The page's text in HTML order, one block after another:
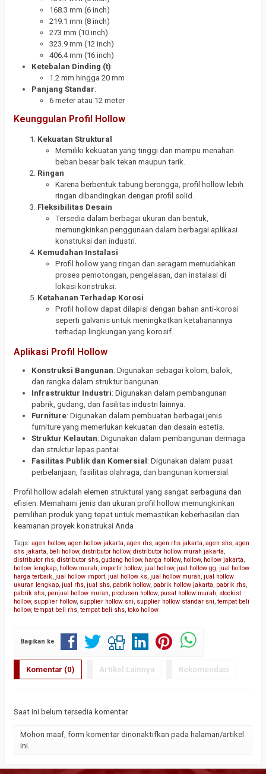
168.3 mm (6 inch)
219.1 mm (8 inch)
273 mm (10 inch)
323.9 mm (12 inch)
406.4 mm (16 inch)
Ketebalan Dinding (t):
1.2 mm hingga 20 mm
Panjang Standar:
6 meter atau 12 meter
Keunggulan Profil Hollow
Kekuatan Struktural
Memiliki kekuatan yang tinggi dan mampu menahan
beban besar baik tekan maupun tarik.
Ringan
Karena berbentuk tabung berongga, profil hollow lebih
ringan dibandingkan dengan profil solid.
Fleksibilitas Desain
Tersedia dalam berbagai ukuran dan bentuk,
memungkinkan penggunaan dalam berbagai aplikasi
konstruksi dan industri.
Kemudahan Instalasi
Profil hollow yang ringan dan seragam memudahkan
proses pemotongan, pengelasan, dan instalasi di
lokasi konstruksi.
Ketahanan Terhadap Korosi
Profil hollow dapat dilapisi dengan bahan anti-korosi
seperti galvanis untuk meningkatkan ketahanannya
terhadap lingkungan yang korosif.
Aplikasi Profil Hollow
Konstruksi Bangunan: Digunakan sebagai kolom, balok,
dan rangka dalam struktur bangunan.
Infrastruktur Industri: Digunakan dalam pembangunan
pabrik, gudang, dan fasilitas industri lainnya.
Furniture: Digunakan dalam pembuatan berbagai jenis
furniture yang memerlukan kekuatan dan desain estetis.
Struktur Kelautan: Digunakan dalam pembangunan dermaga
dan struktur lepas pantai.
Fasilitas Publik dan Komersial : Digunakan dalam pusat
perbelanjaan, fasilitas olahraga, dan bangunan komersial.
Profil hollow adalah elemen struktural yang sangat serbaguna dan
efisien. Memahami jenis dan ukuran profil hollow memungkinkan
pemilihan produk yang tepat untuk memastikan keberhasilan dan
keamanan proyek konstruksi Anda
Tags: agen hollow, agen hollow jakarta, agen rhs, agen rhs jakarta, agen shs, agen
shs jakarta, beli hollow, distributor hollow, distributor hollow murah jakarta,
distributor rhs, distributor shs, gudang hollow, harga hollow, hollow, hollow jakarta,
hollow lengkap, hollow murah, importir hollow, jual hollow, jual hollow gg, jual hollow
harga terbaik, jual hollow import, jual hollow ks, jual hollow murah, jual hollow
ukuran lengkap, jual rhs, jual shs, pabrik hollow, pabrik hollow jakarta, pabrik rhs,
pabrik shs, penjual hollow murah, produsen hollow, pusat hollow murah, stockist
hollow, supplier hollow, supplier hollow sni, supplier hollow standar sni, tempat beli
hollow, tempat beli rhs, tempat beli shs, toko hollow
Bagikan ke
Komentar (0) Artikel Lainnya Rekomendasi
Saat ini belum tersedia komentar.
Mohon maaf, form komentar dinonaktifkan pada halaman/artikel
ini.